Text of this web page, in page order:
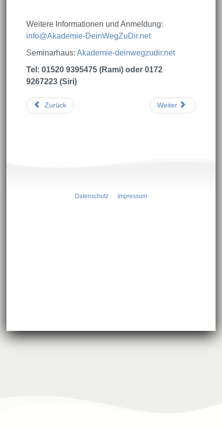
Weitere Informationen und Anmeldung:
info@Akademie-DeinWegZuDir.net
Seminarhaus:Akademie-deinwegzudir.net
Tel: 01520 9395475 (Rami) oder 0172
9267223 (Siri)
Zurück Weiter
Datenschutz Impressum